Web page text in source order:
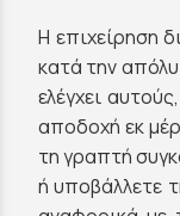
Η επιχείρηση
κατά την
ελέγχει
αποδοχή εκ
τη γραπτή
ή υποβάλλετε